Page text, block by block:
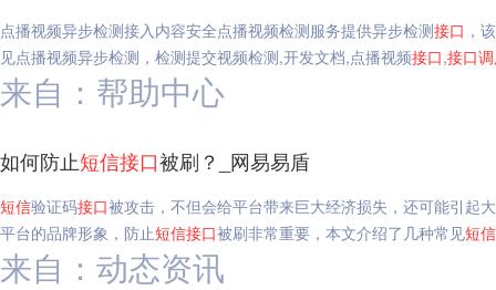
点播视频异步检测接入内容安全点播视频检测服务提供异步检测接口 ，该
见点播视频异步检测，检测提交视频检测,开发文档,点播视频接口,接口
来自：帮助中心
如何防止短信接口被刷？_网易易盾
短信验证码接口被攻击，不但会给平台带来巨大经济损失，还可能引起
平台的品牌形象，防止短信接口被刷非常重要，本文介绍了几种常见短信
来自：动态资讯